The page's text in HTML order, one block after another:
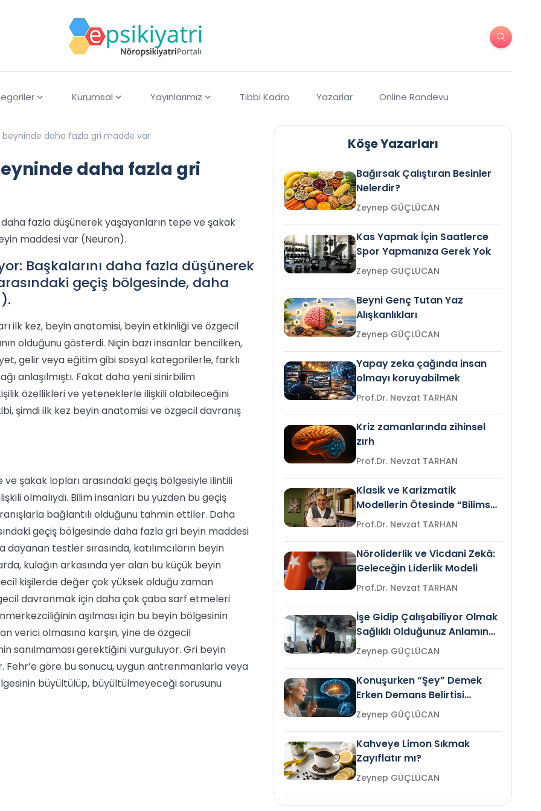
Kurumsal Yayınlarımız Tıbbi Kadro Yazarlar Online Randevu
beyninde daha fazla gri madde var
daha fazla gri
fazla düşünerek yaşayanların tepe ve şakak
maddesi var (Neuron).
Başkalarını daha fazla düşünerek
geçiş bölgesinde, daha
ilk kez, beyin anatomisi, beyin etkinliği ve özgecil
olduğunu gösterdi. Niçin bazı insanlar bencilken,
gelir veya eğitim gibi sosyal kategorilerle, farklı
anlaşılmıştı. Fakat daha yeni sinirbilim
özellikleri ve yeteneklerle ilişkili olabileceğini
şimdi ilk kez beyin anatomisi ve özgecil davranış
şakak lopları arasındaki geçiş bölgesiyle ilintili
olmalıydı. Bilim insanları bu yüzden bu geçiş
bağlantılı olduğunu tahmin ettiler. Daha
geçiş bölgesinde daha fazla gri beyin maddesi
testler sırasında, katılımcıların beyin
kulağın arkasında yer alan bu küçük beyin
kişilerde değer çok yüksek olduğu zaman
davranmak için daha çok çaba sarf etmeleri
aşılması için bu beyin bölgesinin
verici olmasına karşın, yine de özgecil
sanılmaması gerektiğini vurguluyor. Gri beyin
göre bu sonucu, uygun antrenmanlarla veya
büyültülüp, büyültülmeyeceği sorusunu
Köşe Yazarları
Bağırsak Çalıştıran Besinler
Nelerdir?
Zeynep GÜÇLÜCAN
Kas Yapmak İçin Saatlerce
Spor Yapmanıza Gerek Yok
Zeynep GÜÇLÜCAN
Beyni Genç Tutan Yaz
Alışkanlıkları
Zeynep GÜÇLÜCAN
Yapay zeka çağında insan
olmayı koruyabilmek
Prof.Dr. Nevzat TARHAN
Kriz zamanlarında zihinsel
zırh
Prof.Dr. Nevzat TARHAN
Klasik ve Karizmatik
Modellerin Ötesinde “Bilimsel
Liderlik”
Prof.Dr. Nevzat TARHAN
Nöroliderlik ve Vicdani Zekâ:
Geleceğin Liderlik Modeli
Prof.Dr. Nevzat TARHAN
İşe Gidip Çalışabiliyor Olmak
Sağlıklı Olduğunuz Anlamına
Gelir mi?Zeynep GÜÇLÜCAN
Konuşurken “Şey” Demek
Erken Demans Belirtisi
Olabilir mi?Zeynep GÜÇLÜCAN
Kahveye Limon Sıkmak
Zayıflatır mı?
Zeynep GÜÇLÜCAN